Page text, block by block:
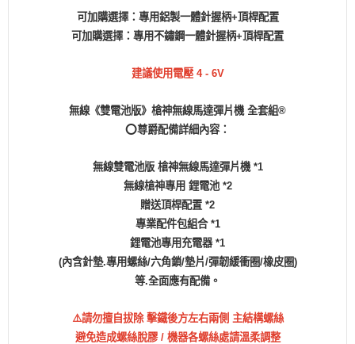
可加購選擇：專用鋁製一體針握柄+頂桿配置
可加購選擇：專用不鏽鋼一體針握柄+頂桿配置
建議使用電壓 4 - 6V
無線《雙電池版》槍神無線馬達彈片機 全套組®️
⭕️尊爵配備詳細內容：
無線雙電池版 槍神無線馬達彈片機 *1
無線槍神專用 鋰電池 *2
贈送頂桿配置 *2
專業配件包組合 *1
鋰電池專用充電器 *1
(內含針墊.專用螺絲/六角鎖/墊片/彈韌緩衝圈/橡皮圈)
等.全面應有配備。
⚠️請勿擅自拔除 擊鐵後方左右兩側 主結構螺絲
避免造成螺絲脫膠 / 機器各螺絲處請溫柔調整